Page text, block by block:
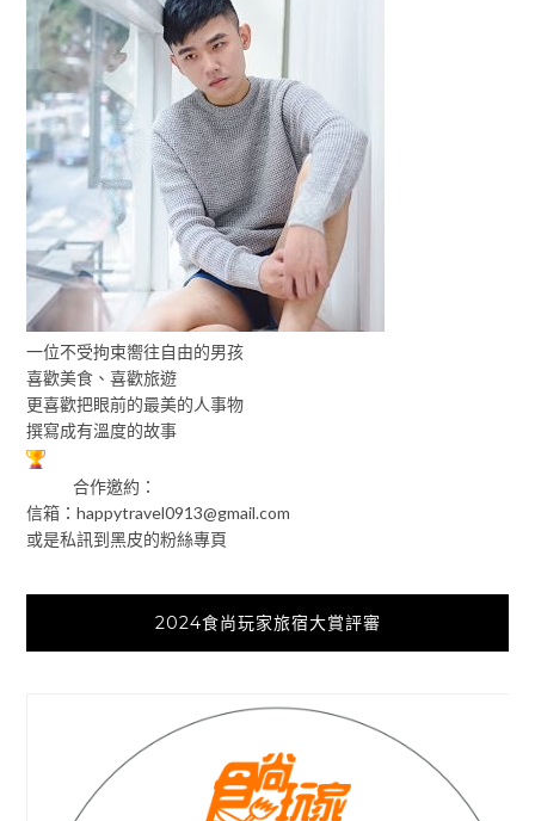
一位不受拘束嚮往自由的男孩
喜歡美食、喜歡旅遊
更喜歡把眼前的最美的人事物
撰寫成有溫度的故事
合作邀約：
信箱：happytravel0913@gmail.com
或是私訊到黑皮的粉絲專頁
2024食尚玩家旅宿大賞評審